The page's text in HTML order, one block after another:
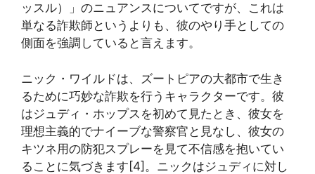
ッスル）」のニュアンスについてですが、これは
単なる詐欺師というよりも、彼のやり手としての
側面を強調していると言えます。
ニック・ワイルドは、ズートピアの大都市で生き
るために巧妙な詐欺を行うキャラクターです。彼
はジュディ・ホップスを初めて見たとき、彼女を
理想主義的でナイーブな警察官と見なし、彼女の
キツネ用の防犯スプレーを見て不信感を抱いてい
ることに気づきます[4]。ニックはジュディに対し